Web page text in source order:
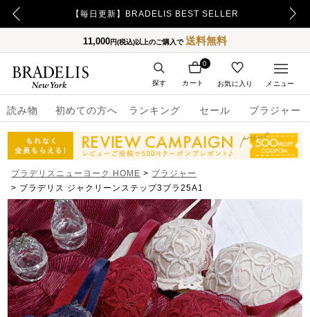
【毎日更新】BRADELIS BEST SELLER
11,000円(税込)以上のご購入で送料無料
読み物 初めての方へ ランキング セール ブラジャー
カート
0
お気に入り
探す メニュー
ブラデリスニューヨーク HOME
ブラジャー
ブラデリス ジャクリーンステップ3ブラ25A1